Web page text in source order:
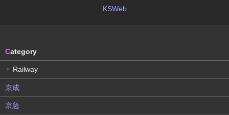
KSWeb
Category
▼ Railway
京成
京急